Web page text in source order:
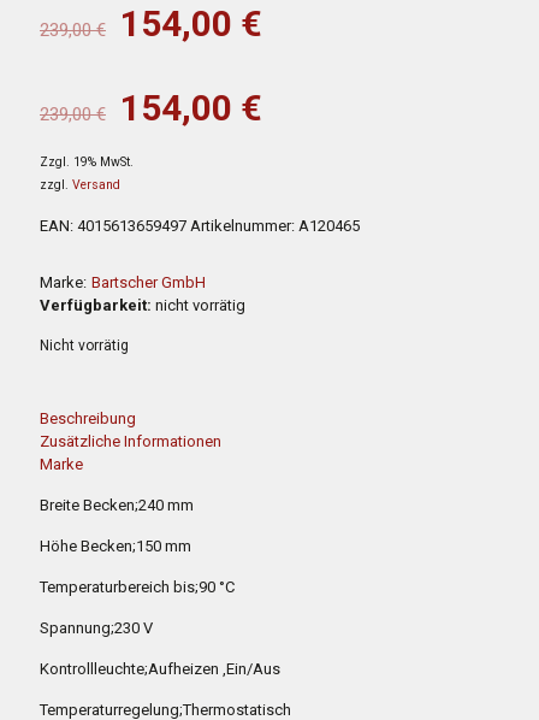
239,00€
Ursprünglicher
war:
239,00 €
154,00 €
239,00€
Ursprünglicher
war:
239,00 €
154,00 €
154,00 €.
Zzgl. 19% MwSt.
zzgl. Versand
EAN: 4015613659497 Artikelnummer: A120465
Marke: Bartscher GmbH
Verfügbarkeit: nicht vorrätig
Nicht vorrätig
Beschreibung
Zusätzliche Informationen
Marke
Breite Becken;240 mm
Höhe Becken;150 mm
Temperaturbereich bis;90 °C
Spannung;230 V
Kontrollleuchte;Aufheizen ,Ein/Aus
Temperaturregelung;Thermostatisch